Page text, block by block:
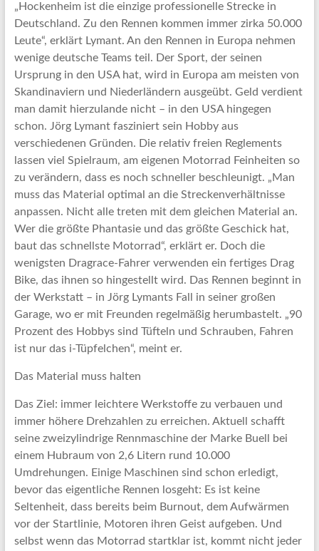
„Hockenheim ist die einzige professionelle Strecke in
Deutschland. Zu den Rennen kommen immer zirka 50.000
Leute“, erklärt Lymant. An den Rennen in Europa nehmen
wenige deutsche Teams teil. Der Sport, der seinen
Ursprung in den USA hat, wird in Europa am meisten von
Skandinaviern und Niederländern ausgeübt. Geld verdient
man damit hierzulande nicht – in den USA hingegen
schon. Jörg Lymant fasziniert sein Hobby aus
verschiedenen Gründen. Die relativ freien Reglements
lassen viel Spielraum, am eigenen Motorrad Feinheiten so
zu verändern, dass es noch schneller beschleunigt. „Man
muss das Material optimal an die Streckenverhältnisse
anpassen. Nicht alle treten mit dem gleichen Material an.
Wer die größte Phantasie und das größte Geschick hat,
baut das schnellste Motorrad“, erklärt er. Doch die
wenigsten Dragrace-Fahrer verwenden ein fertiges Drag
Bike, das ihnen so hingestellt wird. Das Rennen beginnt in
der Werkstatt – in Jörg Lymants Fall in seiner großen
Garage, wo er mit Freunden regelmäßig herumbastelt. „90
Prozent des Hobbys sind Tüfteln und Schrauben, Fahren
ist nur das i-Tüpfelchen“, meint er.
Das Material muss halten
Das Ziel: immer leichtere Werkstoffe zu verbauen und
immer höhere Drehzahlen zu erreichen. Aktuell schafft
seine zweizylindrige Rennmaschine der Marke Buell bei
einem Hubraum von 2,6 Litern rund 10.000
Umdrehungen. Einige Maschinen sind schon erledigt,
bevor das eigentliche Rennen losgeht: Es ist keine
Seltenheit, dass bereits beim Burnout, dem Aufwärmen
vor der Startlinie, Motoren ihren Geist aufgeben. Und
selbst wenn das Motorrad startklar ist, kommt nicht jeder